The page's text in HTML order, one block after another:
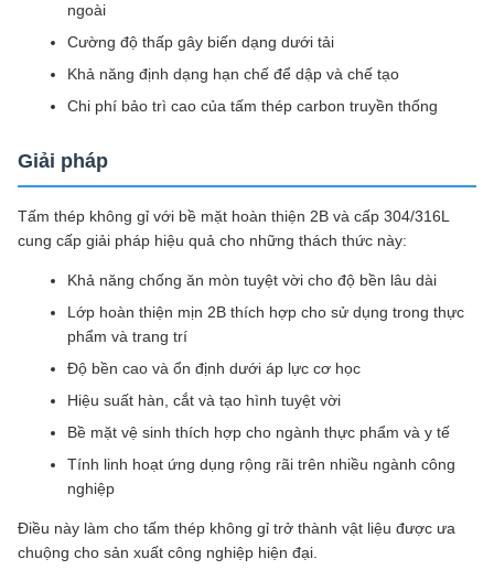
ngoài
Cường độ thấp gây biến dạng dưới tải
Khả năng định dạng hạn chế để dập và chế tạo
Chi phí bảo trì cao của tấm thép carbon truyền thống
Giải pháp
Tấm thép không gỉ với bề mặt hoàn thiện 2B và cấp 304/316L
cung cấp giải pháp hiệu quả cho những thách thức này:
Khả năng chống ăn mòn tuyệt vời cho độ bền lâu dài
Lớp hoàn thiện mịn 2B thích hợp cho sử dụng trong thực
phẩm và trang trí
Độ bền cao và ổn định dưới áp lực cơ học
Hiệu suất hàn, cắt và tạo hình tuyệt vời
Bề mặt vệ sinh thích hợp cho ngành thực phẩm và y tế
Tính linh hoạt ứng dụng rộng rãi trên nhiều ngành công
nghiệp
Điều này làm cho tấm thép không gỉ trở thành vật liệu được ưa
chuộng cho sản xuất công nghiệp hiện đại.